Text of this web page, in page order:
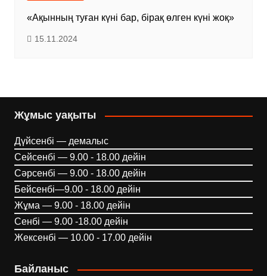
«Ақынның туған күні бар, бірақ өлген күні жоқ»
15.11.2024
Жұмыс уақыты
Дүйсенбі — демалыс
Сейсенбі — 9.00 - 18.00 дейін
Сәрсенбі — 9.00 - 18.00 дейін
Бейсенбі—9.00 - 18.00 дейін
Жұма — 9.00 - 18.00 дейін
Сенбі — 9.00 -18.00 дейін
Жексенбі — 10.00 - 17.00 дейін
Байланыс